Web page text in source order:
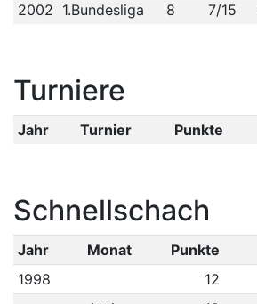
2002 1.Bundesliga 8 7/15
Turniere
Jahr Turnier Punkte
Schnellschach
Jahr Monat Punkte
1998
12